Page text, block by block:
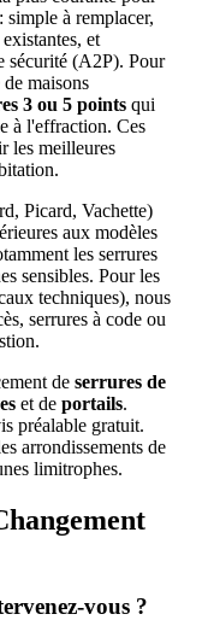
simple à remplacer,
et
sécurité (A2P). Pour
maisons
3 ou 5 points qui
à l'effraction. Ces
les meilleures
Picard, Vachette)
aux modèles
les serrures
sensibles. Pour les
techniques), nous
serrures à code ou
de serrures de
et de portails.
préalable gratuit.
arrondissements de
limitrophes.
vous ?